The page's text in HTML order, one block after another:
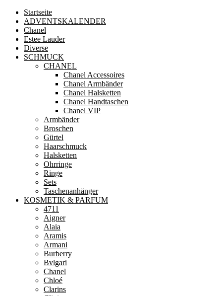
Startseite
ADVENTSKALENDER
Chanel
Estee Lauder
Diverse
SCHMUCK
CHANEL
Chanel Accessoires
Chanel Armbänder
Chanel Halsketten
Chanel Handtaschen
Chanel VIP
Armbänder
Broschen
Gürtel
Haarschmuck
Halsketten
Ohrringe
Ringe
Sets
Taschenanhänger
KOSMETIK & PARFUM
4711
Aigner
Alaia
Aramis
Armani
Burberry
Bvlgari
Chanel
Chloé
Clarins